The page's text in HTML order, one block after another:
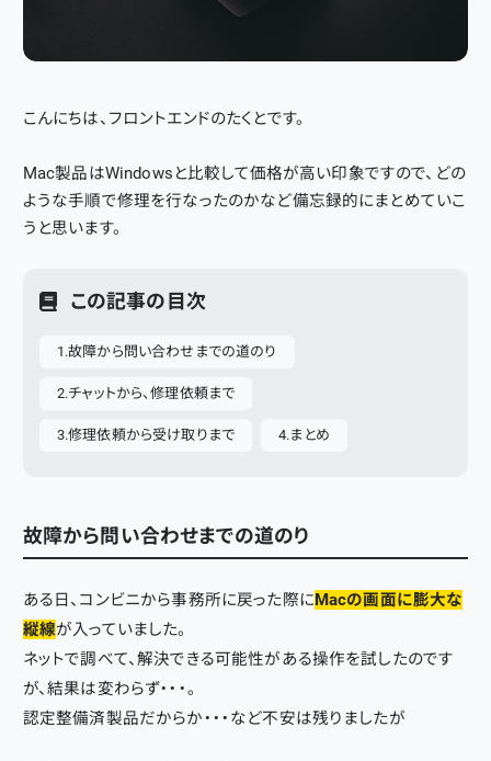
こんにちは、フロントエンドのたくとです。
Mac製品はWindowsと比較して価格が高い印象ですので、どの
ような手順で修理を行なったのかなど備忘録的にまとめていこ
うと思います。
この記事の目次
故障から問い合わせまでの道のり
チャットから、修理依頼まで
修理依頼から受け取りまで まとめ
故障から問い合わせまでの道のり
ある日、コンビニから事務所に戻った際にMacの画面に膨大な
縦線が入っていました。
ネットで調べて、解決できる可能性がある操作を試したのです
が、結果は変わらず・・・。
認定整備済製品だからか・・・など不安は残りましたが